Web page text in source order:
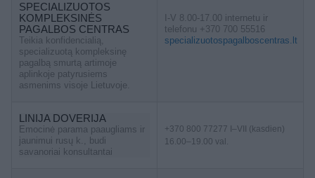
SPECIALIZUOTOS
KOMPLEKSINĖS
PAGALBOS CENTRAS
Teikia konfidencialią,
specializuotą kompleksinę
pagalbą smurtą artimoje
aplinkoje patyrusiems
asmenims visoje Lietuvoje.
I-V 8.00-17.00 internetu ir
telefonu +370 700 55516
specializuotospagalboscentras.lt
LINIJA DOVERIJA
Emocinė parama paaugliams ir
jaunimui rusų k., budi
savanoriai konsultantai
+370 800 77277 I–VII (kasdien)
16.00–19.00 val.